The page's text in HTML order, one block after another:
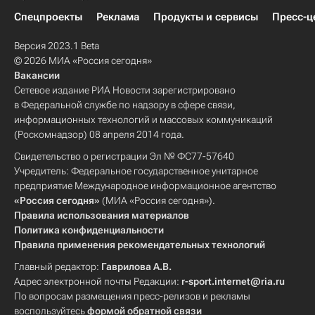
Спецпроекты
Реклама Продукты и сервисы Пресс-
Версия 2023.1 Beta
© 2026 МИА «Россия сегодня»
Вакансии
Сетевое издание РИА Новости зарегистрировано
в Федеральной службе по надзору в сфере связи,
информационных технологий и массовых коммуникаций
(Роскомнадзор) 08 апреля 2014 года.
Свидетельство о регистрации Эл № ФС77-57640
Учредитель: Федеральное государственное унитарное
предприятие Международное информационное агентство
«Россия сегодня» (МИА «Россия сегодня»).
Правила использования материалов
Политика конфиденциальности
Правила применения рекомендательных технологий
Главный редактор: Гаврилова А.В.
Адрес электронной почты Редакции: r-sport.internet@ria.ru
По вопросам размещения пресс-релизов и рекламы
воспользуйтесьформой обратной связи